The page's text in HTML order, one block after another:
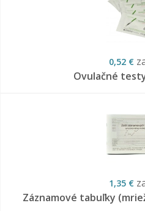
0,52 €
Ovulačné
1,35 €
Záznamové tabuľky